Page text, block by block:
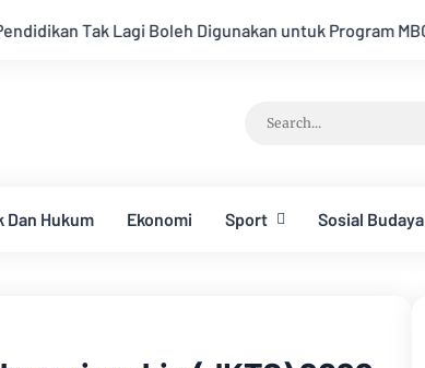
untuk Program MBG Mulai APBN 2027/2028
Dan Hukum Ekonomi Sport Sosial Budaya